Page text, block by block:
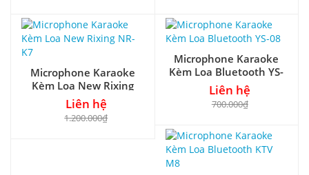
Microphone Karaoke
Kèm Loa New Rixing
NR-K7
Liên hệ
1.200.000₫
Microphone Karaoke
Kèm Loa Bluetooth YS-
08
Liên hệ
700.000₫